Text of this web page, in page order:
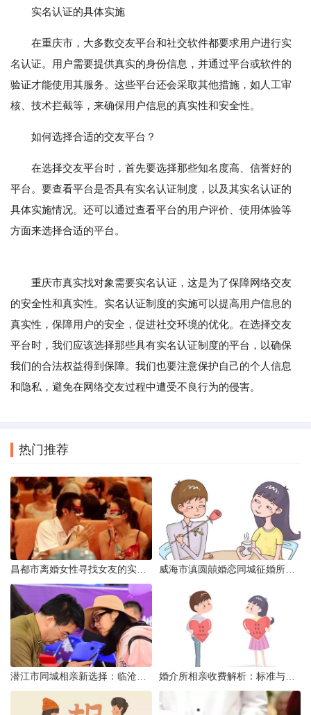
实名认证的具体实施
在重庆市，大多数交友平台和社交软件都要求用户进行实
名认证。用户需要提供真实的身份信息，并通过平台或软件的
验证才能使用其服务。这些平台还会采取其他措施，如人工审
核、技术拦截等，来确保用户信息的真实性和安全性。
如何选择合适的交友平台？
在选择交友平台时，首先要选择那些知名度高、信誉好的
平台。要查看平台是否具有实名认证制度，以及其实名认证的
具体实施情况。还可以通过查看平台的用户评价、使用体验等
方面来选择合适的平台。
重庆市真实找对象需要实名认证，这是为了保障网络交友
的安全性和真实性。实名认证制度的实施可以提高用户信息的
真实性，保障用户的安全，促进社交环境的优化。在选择交友
平台时，我们应该选择那些具有实名认证制度的平台，以确保
我们的合法权益得到保障。我们也要注意保护自己的个人信息
和隐私，避免在网络交友过程中遭受不良行为的侵害。
热门推荐